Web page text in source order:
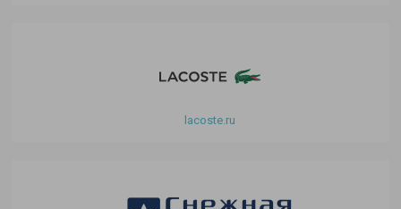
lacoste.ru